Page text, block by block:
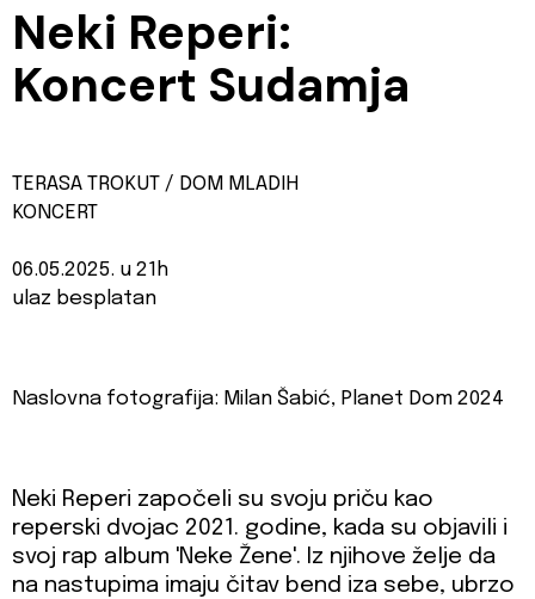
Neki Reperi:
Koncert Sudamja
TERASA TROKUT / DOM MLADIH
KONCERT
06.05.2025. u 21h
ulaz besplatan
Naslovna fotografija: Milan Šabić, Planet Dom 2024
Neki Reperi započeli su svoju priču kao
reperski dvojac 2021. godine, kada su objavili i
svoj rap album 'Neke Žene'. Iz njihove želje da
na nastupima imaju čitav bend iza sebe, ubrzo